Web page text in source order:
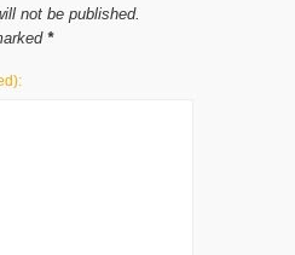
not be published.
*